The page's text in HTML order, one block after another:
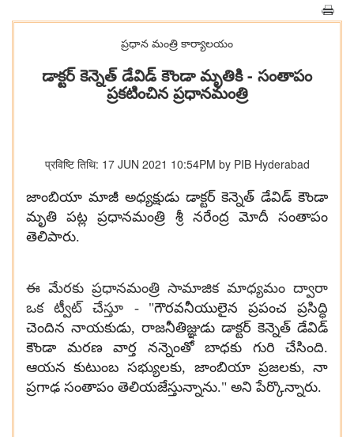
ప్రధాన మంత్రి కార్యాలయం
డాక్టర్ కెన్నెత్ డేవిడ్ కౌండా మృతికి - సంతాపం
ప్రకటించిన ప్రధానమంత్రి
प्रविष्टि तिथि: 17 JUN 2021 10:54PM by PIB Hyderabad
జాంబియా మాజీ అధ్యక్షుడు డాక్టర్ కెన్నెత్ డేవిడ్ కౌండా
మృతి పట్ల ప్రధానమంత్రి శ్రీ నరేంద్ర మోదీ సంతాపం
తెలిపారు.
ఈ మేరకు ప్రధానమంత్రి సామాజిక మాధ్యమం ద్వారా
ఒక ట్వీట్ చేస్తూ -
"గౌరవనీయులైన ప్రపంచ ప్రసిద్ధి
చెందిన నాయకుడు, రాజనీతిజ్ఞుడు డాక్టర్ కెన్నెత్ డేవిడ్
కౌండా
మరణ వార్త నన్నెంతో బాధకు గురి చేసింది.
ఆయన కుటుంబ సభ్యులకు, జాంబియా ప్రజలకు,నా
ప్రగాఢ సంతాపం తెలియజేస్తున్నాను." అని పేర్కొన్నారు.